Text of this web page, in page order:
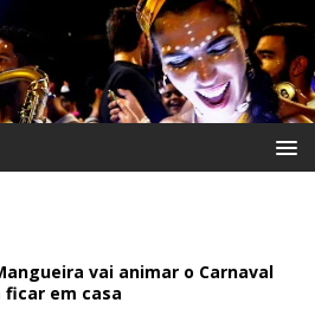
vai animar o Carnaval
ficar em casa